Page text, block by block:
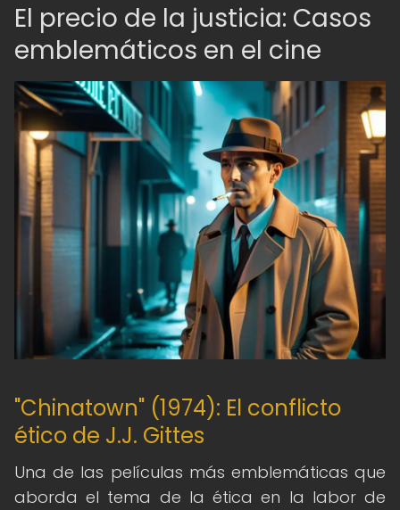
El precio de la justicia: Casos
emblemáticos en el cine
"Chinatown" (1974): El conflicto
ético de J.J. Gittes
Una de las películas más emblemáticas que
aborda el tema de la ética en la labor de